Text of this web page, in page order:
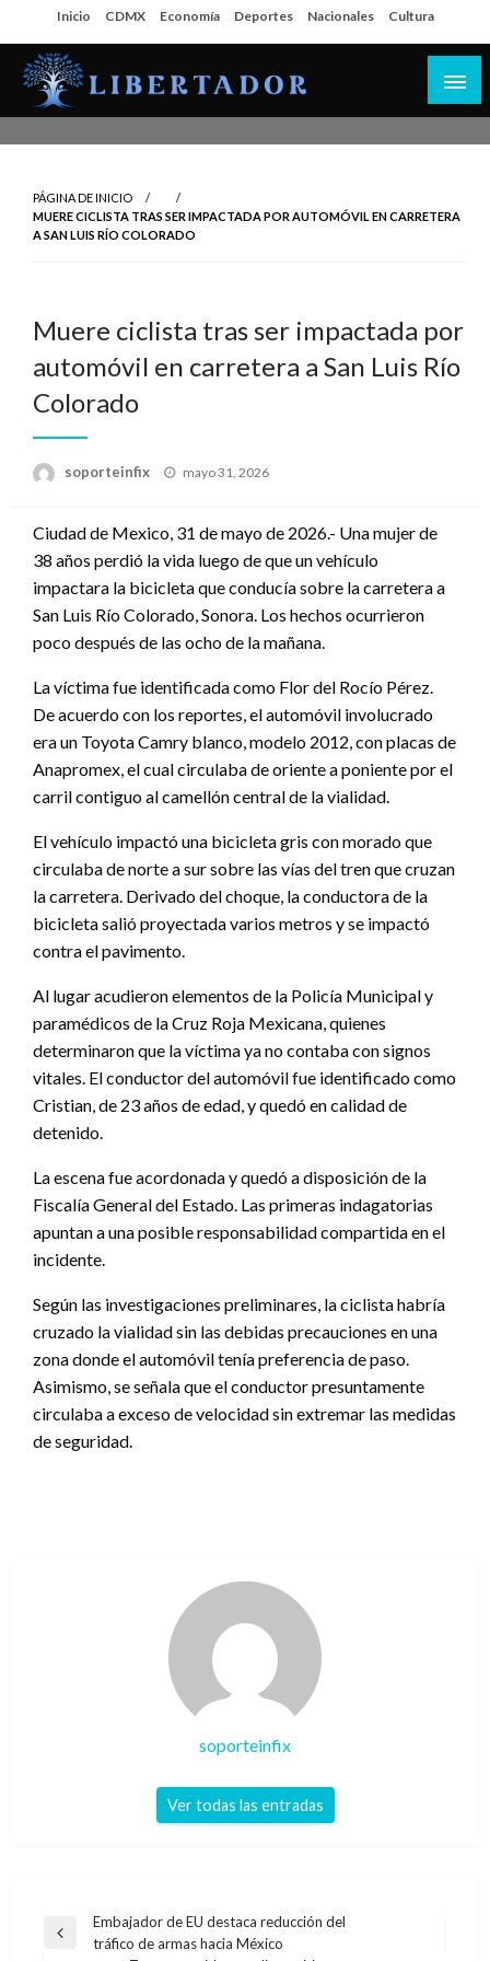
al
contenido
Inicio CDMX Economía Deportes Nacionales Cultura
PÁGINA DE INICIO
MUERE CICLISTA TRAS SER IMPACTADA POR AUTOMÓVIL EN CARRETERA
A SAN LUIS RÍO COLORADO
Muere ciclista tras ser impactada por
automóvil en carretera a San Luis Río
Colorado
soporteinfix
Publicado
mayo 31, 2026
Ciudad de Mexico, 31 de mayo de 2026.- Una mujer de
38 años perdió la vida luego de que un vehículo
impactara la bicicleta que conducía sobre la carretera a
San Luis Río Colorado, Sonora. Los hechos ocurrieron
poco después de las ocho de la mañana.
La víctima fue identificada como Flor del Rocío Pérez.
De acuerdo con los reportes, el automóvil involucrado
era un Toyota Camry blanco, modelo 2012, con placas de
Anapromex, el cual circulaba de oriente a poniente por el
carril contiguo al camellón central de la vialidad.
El vehículo impactó una bicicleta gris con morado que
circulaba de norte a sur sobre las vías del tren que cruzan
la carretera. Derivado del choque, la conductora de la
bicicleta salió proyectada varios metros y se impactó
contra el pavimento.
Al lugar acudieron elementos de la Policía Municipal y
paramédicos de la Cruz Roja Mexicana, quienes
determinaron que la víctima ya no contaba con signos
vitales. El conductor del automóvil fue identificado como
Cristian, de 23 años de edad, y quedó en calidad de
detenido.
La escena fue acordonada y quedó a disposición de la
Fiscalía General del Estado. Las primeras indagatorias
apuntan a una posible responsabilidad compartida en el
incidente.
Según las investigaciones preliminares, la ciclista habría
cruzado la vialidad sin las debidas precauciones en una
zona donde el automóvil tenía preferencia de paso.
Asimismo, se señala que el conductor presuntamente
circulaba a exceso de velocidad sin extremar las medidas
de seguridad.
soporteinfix
Ver todas las entradas
Navegación
Entrada
Embajador de EU destaca reducción del
tráfico de armas hacia México